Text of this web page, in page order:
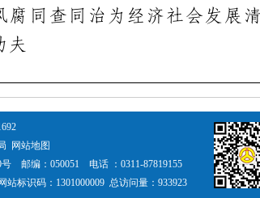
网站地图
邮编：050051 电话 ：0311-87819155
站标识码：1301000009 总访问量：933923